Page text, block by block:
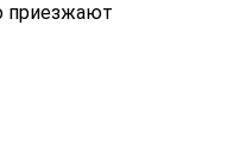
приезжают